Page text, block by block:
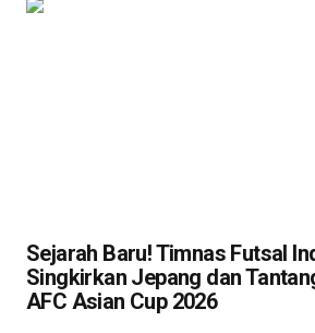
Sejarah Baru! Timnas Futsal
Singkirkan Jepang dan
AFC Asian Cup 2026